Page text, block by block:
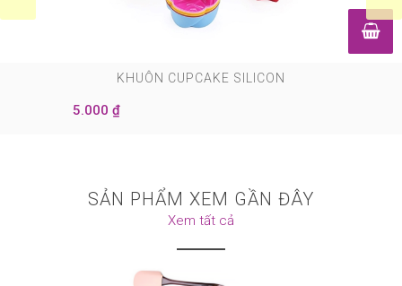
KHUÔN CUPCAKE SILICON
5.000 ₫
SẢN PHẨM XEM GẦN ĐÂY
Xem tất cả